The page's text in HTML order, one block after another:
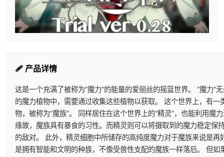
🩹 产品详情
这是一个充满了被称为“魔力”的能量的爱丽丝的摇篮世界。 “魔力
的魔力植物中，需要通过收集这些植物以获取。 这个世界上，有
物，被称为“魔族”。 同样居住在这个世界上的“精灵”，也能利用
缘故，魔族具有暴食的习性。而精灵则可以将摄取到的魔力稳定
的敌对。 此外，精灵细胞中所储存的高纯度魔力对于魔族来说是
是拥有智能和文明的种族，不像受兽性支配的魔族一样落后。 但